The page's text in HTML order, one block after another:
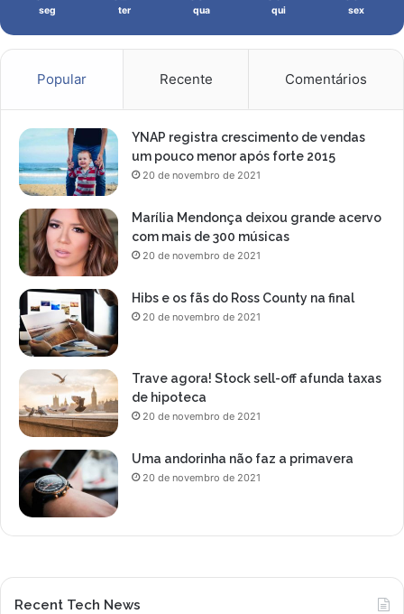
o
n
d
o
e
s
o
a
o
c
seg ter qua qui sex
Popular Recente Comentários
YNAP registra crescimento de vendas
um pouco menor após forte 2015
20 de novembro de 2021
Marília Mendonça deixou grande acervo
com mais de 300 músicas
20 de novembro de 2021
Hibs e os fãs do Ross County na final
20 de novembro de 2021
Trave agora! Stock sell-off afunda taxas
de hipoteca
20 de novembro de 2021
Uma andorinha não faz a primavera
20 de novembro de 2021
Recent Tech News